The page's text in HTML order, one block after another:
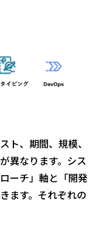
ト、期間、規模、
異なります。シス
ーチ」軸と「開発
ます。それぞれの